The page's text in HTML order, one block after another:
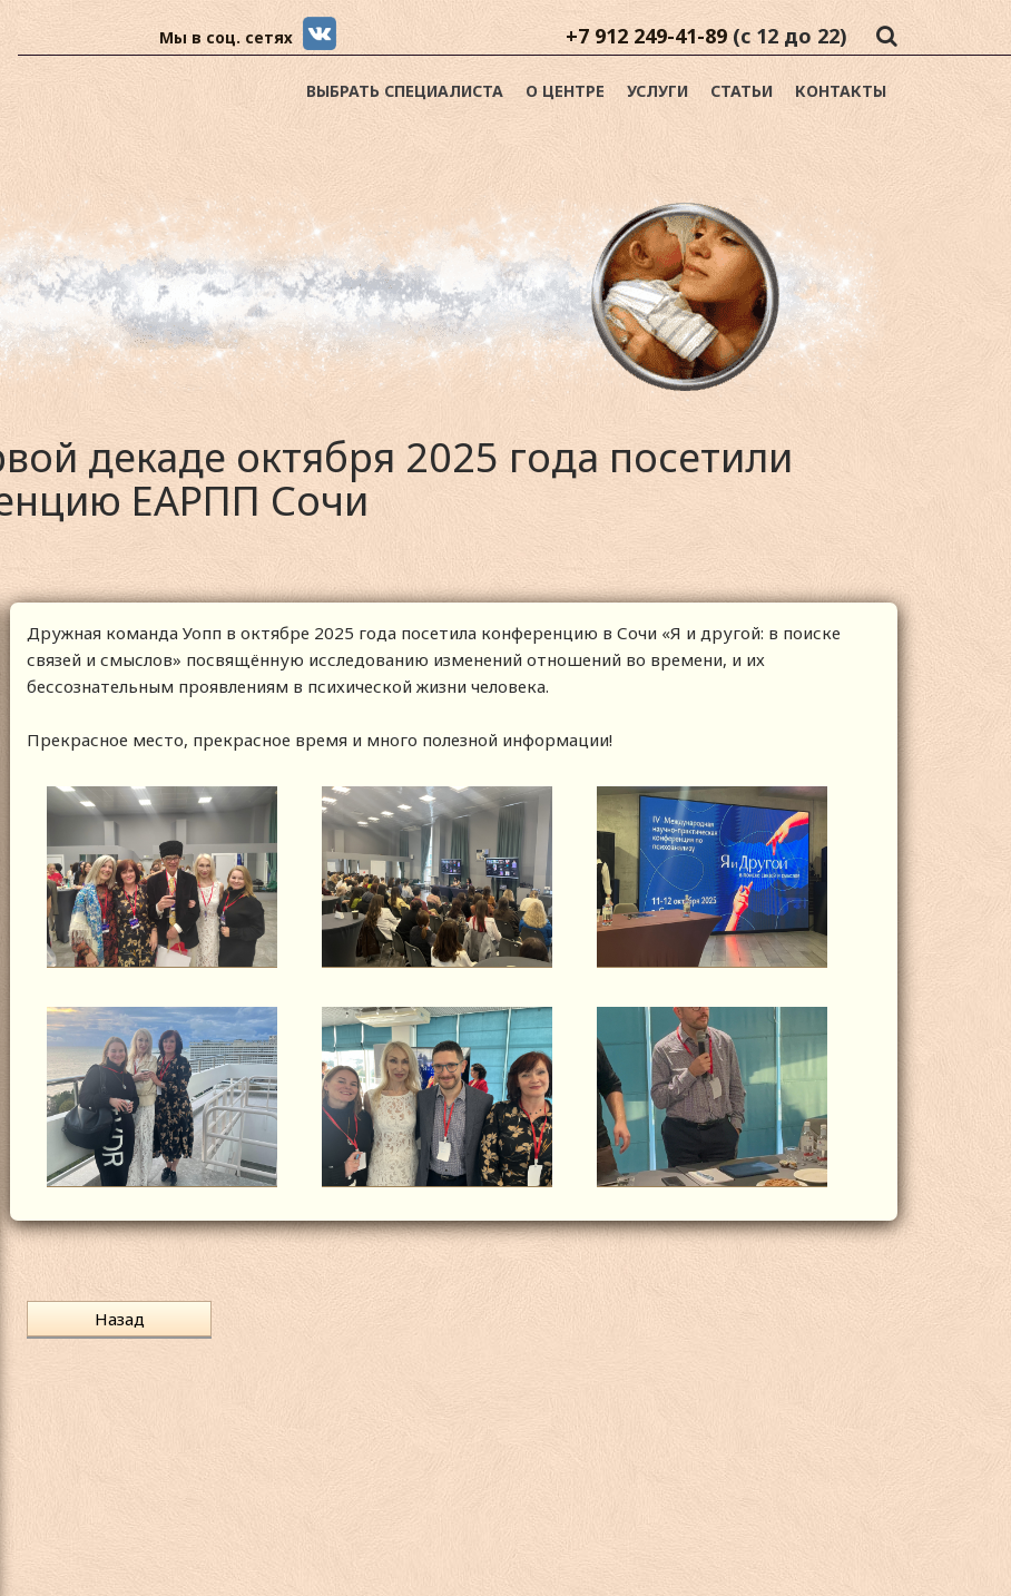
Мы в соц. сетях +7 912 249-41-89 (с 12 до 22)
ВЫБРАТЬ СПЕЦИАЛИСТА О ЦЕНТРЕ УСЛУГИ СТАТЬИ КОНТАКТЫ
декаде октября 2025 года посетили
ЕАРПП Сочи
Дружная команда Уопп в октябре 2025 года посетила конференцию в Сочи «Я и другой: в поиске
связей и смыслов» посвящённую исследованию изменений отношений во времени, и их
бессознательным проявлениям в психической жизни человека.
Прекрасное место, прекрасное время и много полезной информации!
Назад